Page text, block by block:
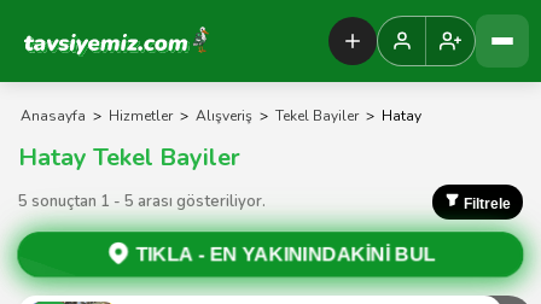
Tavsiyemiz Anasayfa
Anasayfa > Hizmetler > Alışveriş > Tekel Bayiler > Hatay
Hatay Tekel Bayiler
5 sonuçtan 1 - 5 arası gösteriliyor. Filtrele
TIKLA - EN YAKININDAKİNİ BUL